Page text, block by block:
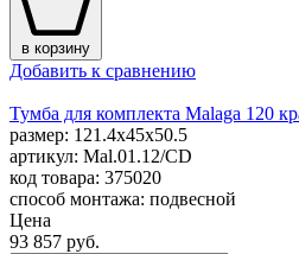
в корзину
Добавить к сравнению
Тумба для комплекта Malaga 120
размер: 121.4x45x50.5
артикул: Mal.01.12/CD
код товара: 375020
способ монтажа: подвесной
Цена
93 857 руб.